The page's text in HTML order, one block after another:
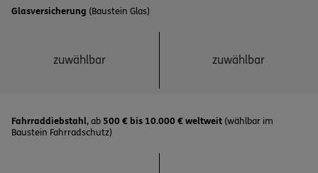
Glasversicherung (Baustein Glas)
zuwählbar zuwählbar
Fahrraddiebstahl, ab 500 € bis 10.000 € weltweit (wählbar im
Baustein Fahrradschutz)